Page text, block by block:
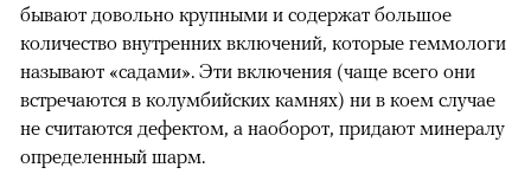
бывают довольно крупными и содержат большое
количество внутренних включений, которые геммологи
называют «садами». Эти включения (чаще всего они
встречаются в колумбийских камнях) ни в коем случае
не считаются дефектом, а наоборот, придают минералу
определенный шарм.